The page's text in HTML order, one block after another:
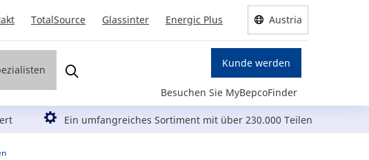
TotalSource Glassinter Energic Plus Austria
Kunde werden
Besuchen Sie MyBepcoFinder
Ein umfangreiches Sortiment mit über 230.000 Teilen